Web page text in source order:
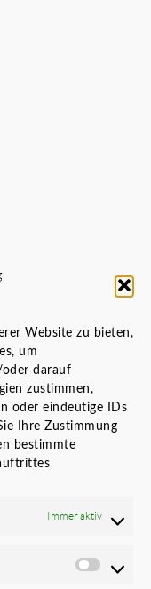
Website zu bieten,
um
darauf
zustimmen,
oder eindeutige IDs
Ihre Zustimmung
bestimmte
Immer aktiv